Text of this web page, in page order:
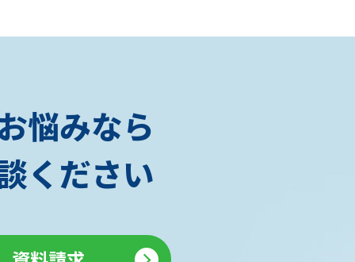
悩みなら
ください